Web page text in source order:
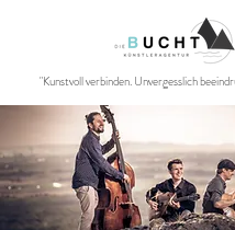
"Kunstvoll verbinden. Unvergesslich